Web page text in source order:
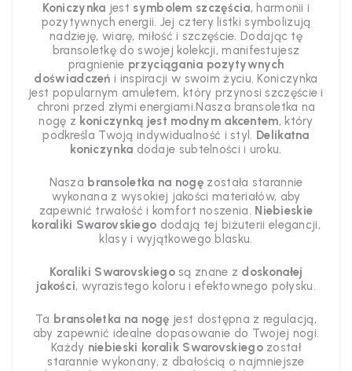
Koniczynka jest symbolem szczęścia, harmonii i
pozytywnych energii. Jej cztery listki symbolizują
nadzieję, wiarę, miłość i szczęście. Dodając tę
bransoletkę do swojej kolekcji, manifestujesz
pragnienie przyciągania pozytywnych
doświadczeń i inspiracji w swoim życiu. Koniczynka
jest popularnym amuletem, który przynosi szczęście i
chroni przed złymi energiami.Nasza bransoletka na
nogę z koniczynką jest modnym akcentem, który
podkreśla Twoją indywidualność i styl. Delikatna
koniczynka dodaje subtelności i uroku.
Nasza bransoletka na nogę została starannie
wykonana z wysokiej jakości materiałów, aby
zapewnić trwałość i komfort noszenia. Niebieskie
koraliki Swarovskiego dodają tej biżuterii elegancji,
klasy i wyjątkowego blasku.
Koraliki Swarovskiegosą znane z doskonałej
jakości, wyrazistego koloru i efektownego połysku.
Ta bransoletka na nogę jest dostępna z regulacją,
aby zapewnić idealne dopasowanie do Twojej nogi.
Każdy niebieski koralik Swarovskiegozostał
starannie wykonany, z dbałością o najmniejsze